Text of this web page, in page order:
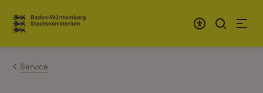
Zum Inhalt springen
Link zur Startseite
Service